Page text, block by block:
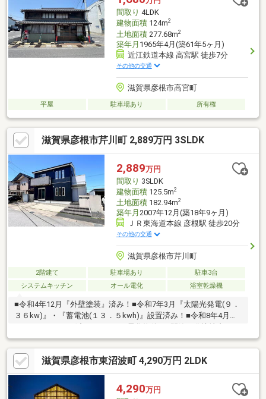
間取り 4LDK
建物面積124m2
土地面積277.68m2
築年月 1965年4月(築61年5ヶ月)
近江鉄道本線 高宮駅 徒歩7分
その他の交通
滋賀県彦根市高宮町
平屋 駐車場あり 所有権
滋賀県彦根市芹川町 2,889万円 3SLDK
2,889万円
間取り 3SLDK
建物面積125.5m2
土地面積182.94m2
築年月 2007年12月(築18年9ヶ月)
ＪＲ東海道本線 彦根駅 徒歩20分
その他の交通
滋賀県彦根市芹川町
2階建て 駐車場あり
駐車3台
システムキッチン
オール電化 浴室乾燥機
■令和4年12月『外壁塗装』済み！■令和7年3月『太陽光発電(９．
３６kw)』・『蓄電池(１３．５kwh)』設置済み！■令和8年4月ハ
前面道路広々約6ｍ、駐車スペースも広々のため、日々の駐車も来
客用スぺースも安心！■水回り設備は充実の快適装備！■LDK23帖
の対面キッチン！さらにキッチン・ダイニングには充実の収納ス
ペースあり！ゆとりのある間取り設計◎■小学校徒歩10分以内、
保育園徒歩5分以内で子育ても安心！■フタバヤ彦根東店など徒歩
10分圏内に商業施設が揃う利便性◎の立地！■家族が安心して暮
滋賀県彦根市東沼波町 4,290万円 2LDK
4,290万円